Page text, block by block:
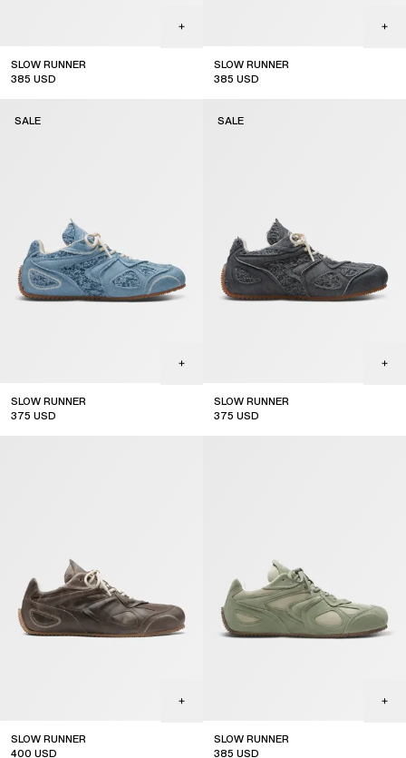
SLOW RUNNER
385 USD
SLOW RUNNER
385 USD
SLOW RUNNER
375 USD
SALE
SLOW RUNNER
375 USD
SALE
SLOW RUNNER
400 USD
SLOW RUNNER
385 USD